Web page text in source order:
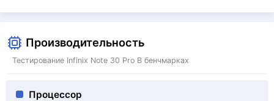
Производительность
Тестирование Infinix Note 30 Pro В бенчмарках
Процессор